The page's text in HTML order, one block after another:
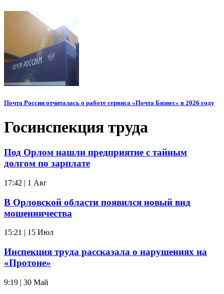
Почта России отчиталась о работе сервиса «Почта Бизнес» в 2026 году
Госинспекция труда
Под Орлом нашли предприятие с тайным
долгом по зарплате
17:42 | 1 Авг
В Орловской области появился новый вид
мошенничества
15:21 | 15 Июл
Инспекция труда рассказала о нарушениях на
«Протоне»
9:19 | 30 Май